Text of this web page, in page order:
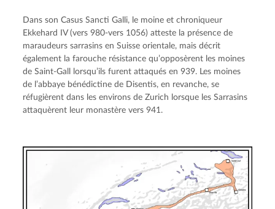
Dans son Casus Sancti Galli, le moine et chroniqueur
Ekkehard IV (vers 980-vers 1056) atteste la présence de
maraudeurs sarrasins en Suisse orientale, mais décrit
également la farouche résistance qu’opposèrent les moines
de Saint-Gall lorsqu’ils furent attaqués en 939. Les moines
de l’abbaye bénédictine de Disentis, en revanche, se
réfugièrent dans les environs de Zurich lorsque les Sarrasins
attaquèrent leur monastère vers 941.